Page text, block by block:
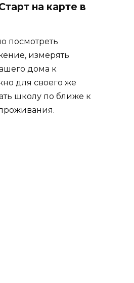
на карте в
посмотреть
измерять
дома к
для своего же
школу по ближе к